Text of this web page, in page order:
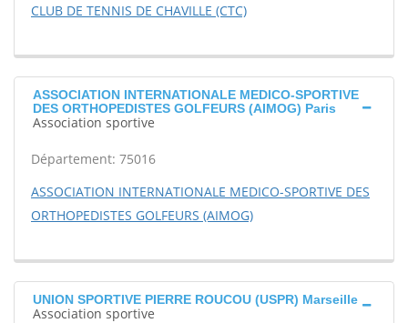
CLUB DE TENNIS DE CHAVILLE (CTC)
ASSOCIATION INTERNATIONALE MEDICO-SPORTIVE
DES ORTHOPEDISTES GOLFEURS (AIMOG) Paris
Association sportive
Département: 75016
ASSOCIATION INTERNATIONALE MEDICO-SPORTIVE DES
ORTHOPEDISTES GOLFEURS (AIMOG)
UNION SPORTIVE PIERRE ROUCOU (USPR) Marseille
Association sportive